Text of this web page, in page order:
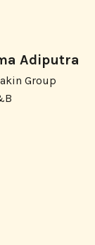
Adiputra
Group